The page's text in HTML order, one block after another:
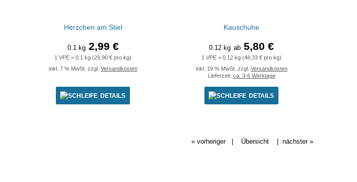
Herzchen am Stiel
0.1 kg 2,99 €
1 VPE = 0.1 kg (29,90 € pro kg)
inkl. 7 % MwSt. zzgl. Versandkosten
DETAILS
Kauschuhe
0.12 kg ab 5,80 €
1 VPE = 0.12 kg (48,33 € pro kg)
inkl. 19 % MwSt. zzgl. Versandkosten
Lieferzeit: ca. 3-6 Werktage
DETAILS
« vorheriger| Übersicht nächster »